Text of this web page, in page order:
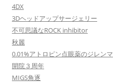
4DX
3Dヘッドアップサージェリー
不可思議なROCK inhibitor
秋麗
0.01%アトロピン点眼薬のジレンマ
開院３周年
MIGS角逐